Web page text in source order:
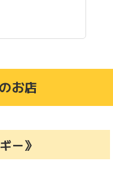
お店
ー》